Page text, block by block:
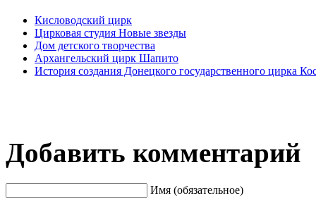
Кисловодский цирк
Цирковая студия Новые звезды
Дом детского творчества
Архангельский цирк Шапито
История создания Донецкого государственного цирка
Добавить комментарий
Имя (обязательное)